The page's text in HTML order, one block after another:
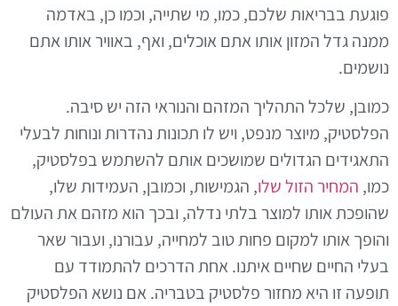
פוגעת בבריאות שלכם, כמו, מי שתייה, וכמו כן, באדמה
ממנה גדל המזון אותו אתם אוכלים, ואף, באוויר אותו אתם
נושמים.
כמובן, שלכל התהליך המזהם והנוראי הזה יש סיבה.
הפלסטיק, מיוצר מנפט, ויש לו תכונות נהדרות ונוחות לבעלי
התאגידים הגדולים שמושכים אותם להשתמש בפלסטיק,
כמו, המחיר הזול שלו, הגמישות, וכמובן, העמידות שלו,
שהופכת אותו למוצר בלתי נדלה, ובכך הוא מזהם את העולם
והופך אותו למקום פחות טוב למחייה, עבורנו, ועבור שאר
בעלי החיים שחיים איתנו. אחת הדרכים להתמודד עם
תופעה זו היא מחזור פלסטיק בטבריה. אם נושא הפלסטיק